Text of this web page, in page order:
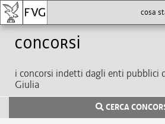
Concorsi
i concorsi indetti dagli enti pubblici
Giulia
CERCA